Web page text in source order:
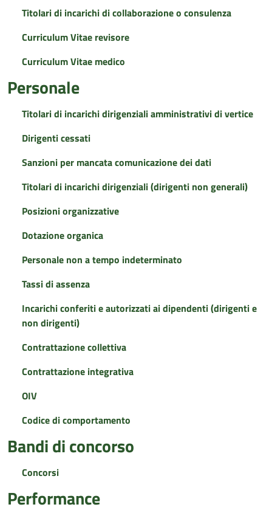
Titolari di incarichi di collaborazione o consulenza
Curriculum Vitae revisore
Curriculum Vitae medico
Personale
Titolari di incarichi dirigenziali amministrativi di vertice
Dirigenti cessati
Sanzioni per mancata comunicazione dei dati
Titolari di incarichi dirigenziali (dirigenti non generali)
Posizioni organizzative
Dotazione organica
Personale non a tempo indeterminato
Tassi di assenza
Incarichi conferiti e autorizzati ai dipendenti (dirigenti e
non dirigenti)
Contrattazione collettiva
Contrattazione integrativa
OIV
Codice di comportamento
Bandi di concorso
Concorsi
Performance